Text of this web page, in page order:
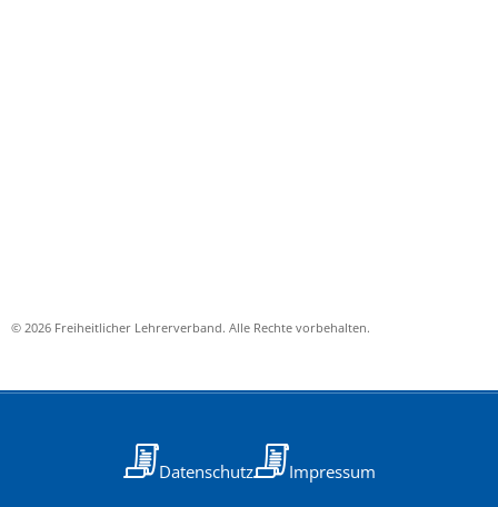
© 2026 Freiheitlicher Lehrerverband. Alle Rechte vorbehalten.
Datenschutz Impressum